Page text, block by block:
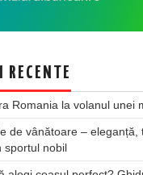
RECENTE
Romania la volanul unei
de vânătoare – eleganță,
sportul nobil